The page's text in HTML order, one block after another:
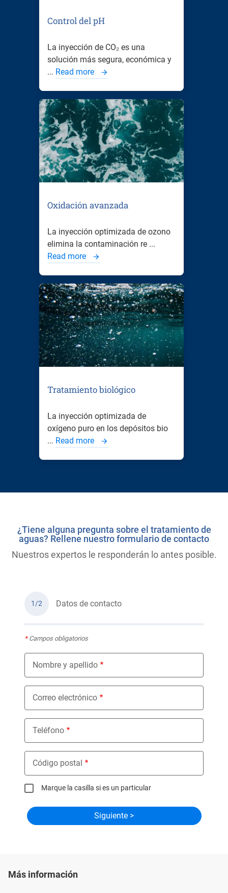
Control del pH
La inyección de CO₂ es una
solución más segura, económica y
... Read more
Oxidación avanzada
La inyección optimizada de ozono
elimina la contaminación re ...
Read more
Tratamiento biológico
La inyección optimizada de
oxígeno puro en los depósitos bio
... Read more
¿Tiene alguna pregunta sobre el tratamiento de
aguas? Rellene nuestro formulario de contacto
Nuestros expertos le responderán lo antes posible.
1/2 Datos de contacto
*Campos obligatorios
Nombre y apellido
Correo electrónico
Teléfono
Código postal
Marque la casilla si es un particular
Más información